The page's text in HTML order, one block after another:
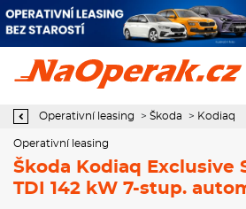
Operativní leasing Škoda Kodiaq Exclusive Selection 2,0 TDI 142
kW 7-stup. automat. 4x4
Operativní leasing > Škoda > Kodiaq
Operativní leasing
Škoda Kodiaq Exclusive
TDI 142 kW 7-stup.